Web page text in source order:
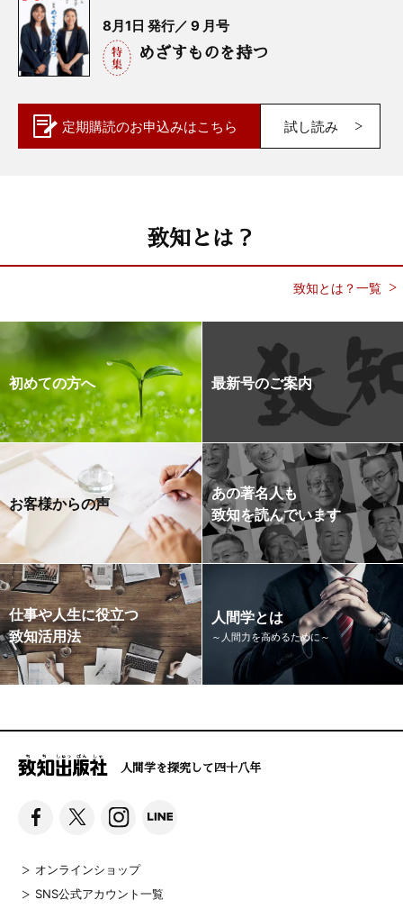
8月1日 発行／ 9 月号
めざすものを持つ
定期購読のお申込みはこちら 試し読み
致知とは？
致知とは？一覧
初めての方へ 最新号のご案内
お客様からの声
あの著名人も
致知を読んでいます
仕事や人生に役立つ
致知活用法
人間学とは
～人間力を高めるために～
人間学を探究して四十八年
オンラインショップ
SNS公式アカウント一覧